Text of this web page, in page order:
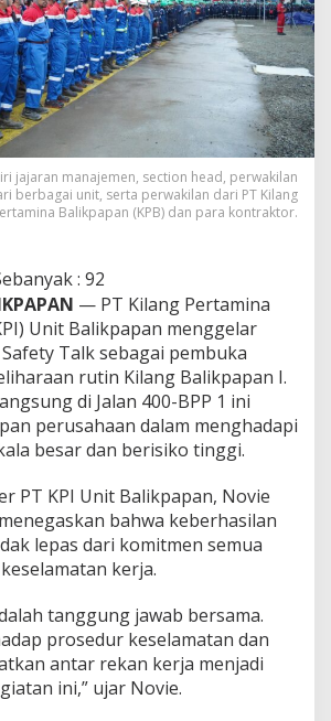
jajaran manajemen, section head, perwakilan
berbagai unit, serta perwakilan dari PT Kilang
Balikpapan (KPB) dan para kontraktor.
: 92
— PT Kilang Pertamina
Unit Balikpapan menggelar
Talk sebagai pembuka
rutin Kilang Balikpapan I.
di Jalan 400-BPP 1 ini
perusahaan dalam menghadapi
besar dan berisiko tinggi.
PT KPI Unit Balikpapan, Novie
bahwa keberhasilan
lepas dari komitmen semua
kerja.
tanggung jawab bersama.
prosedur keselamatan dan
antar rekan kerja menjadi
ini,” ujar Novie.